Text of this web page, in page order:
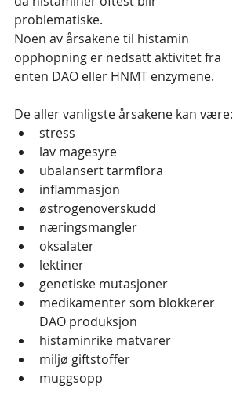
problematiske.
Noen av årsakene til histamin
opphopning er nedsatt aktivitet fra
enten DAO eller HNMT enzymene.
De aller vanligste årsakene kan være:
stress
lav magesyre
ubalansert tarmflora
inflammasjon
østrogenoverskudd
næringsmangler
oksalater
lektiner
genetiske mutasjoner
medikamenter som blokkerer
DAO produksjon
histaminrike matvarer
miljø giftstoffer
muggsopp